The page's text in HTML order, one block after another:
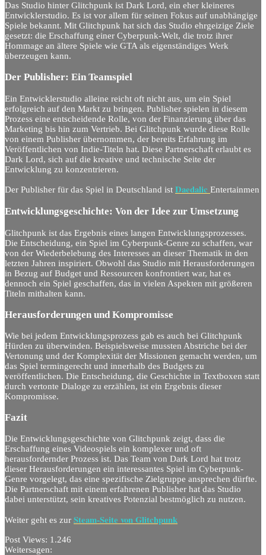
Das Studio hinter Glitchpunk ist Dark Lord, ein eher kleineres
Entwicklerstudio. Es ist vor allem für seinen Fokus auf unabhängige
Spiele bekannt. Mit Glitchpunk hat sich das Studio ehrgeizige Ziele
gesetzt: die Erschaffung einer Cyberpunk-Welt, die trotz ihrer
Hommage an ältere Spiele wie GTA als eigenständiges Werk
überzeugen kann.
Der Publisher: Ein Teamspiel
Ein Entwicklerstudio alleine reicht oft nicht aus, um ein Spiel
erfolgreich auf den Markt zu bringen. Publisher spielen in diesem
Prozess eine entscheidende Rolle, von der Finanzierung über das
Marketing bis hin zum Vertrieb. Bei Glitchpunk wurde diese Rolle
von einem Publisher übernommen, der bereits Erfahrung im
Veröffentlichen von Indie-Titeln hat. Diese Partnerschaft erlaubt es
Dark Lord, sich auf die kreative und technische Seite der
Entwicklung zu konzentrieren.
Der Publisher für das Spiel in Deutschland ist Daedalic Entertainmen
Entwicklungsgeschichte: Von der Idee zur Umsetzung
Glitchpunk ist das Ergebnis eines langen Entwicklungsprozesses.
Die Entscheidung, ein Spiel im Cyberpunk-Genre zu schaffen, war
von der Wiederbelebung des Interesses an dieser Thematik in den
letzten Jahren inspiriert. Obwohl das Studio mit Herausforderungen
in Bezug auf Budget und Ressourcen konfrontiert war, hat es
dennoch ein Spiel geschaffen, das in vielen Aspekten mit größeren
Titeln mithalten kann.
Herausforderungen und Kompromisse
Wie bei jedem Entwicklungsprozess gab es auch bei Glitchpunk
Hürden zu überwinden. Beispielsweise mussten Abstriche bei der
Vertonung und der Komplexität der Missionen gemacht werden, um
das Spiel termingerecht und innerhalb des Budgets zu
veröffentlichen. Die Entscheidung, die Geschichte in Textboxen statt
durch vertonte Dialoge zu erzählen, ist ein Ergebnis dieser
Kompromisse.
Fazit
Die Entwicklungsgeschichte von Glitchpunk zeigt, dass die
Erschaffung eines Videospiels ein komplexer und oft
herausfordernder Prozess ist. Das Team von Dark Lord hat trotz
dieser Herausforderungen ein interessantes Spiel im Cyberpunk-
Genre vorgelegt, das eine spezifische Zielgruppe ansprechen dürfte.
Die Partnerschaft mit einem erfahrenen Publisher hat das Studio
dabei unterstützt, sein kreatives Potenzial bestmöglich zu nutzen.
Weiter geht es zur Steam-Seite von Glitchpunk
Post Views: 1.246
Weitersagen: